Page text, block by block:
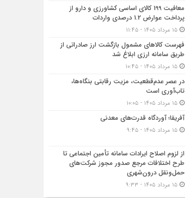
معافیت 199 کالای اساسی کشاورزی و دارو از
پرداخت عوارض 1.2 درصدی واردات
۱۵ مرداد ۱۴۰۵ - ۱۱:۴۵
فهرست کالاهای مشمول بازگشت ارز صادراتی از
طریق سامانه ارزی ابلاغ شد
۱۵ مرداد ۱۴۰۵ - ۱۰:۴۵
در عصر عدم‌قطعیت، مزیت رقابتی بنگاه‌ها،
تاب‌آوری است
۱۵ مرداد ۱۴۰۵ - ۱۰:۰۵
آفریقا؛ آوردگاه قدرت‌های معدنی
۱۵ مرداد ۱۴۰۵ - ۹:۴۵
از لزوم اصلاح ایرادات سامانه تأمین اجتماعی تا
طرح اختلافات مرجع صدور مجوز شرکت‌های
حمل‌ونقل درون‌شهری
۱۵ مرداد ۱۴۰۵ - ۹:۳۳